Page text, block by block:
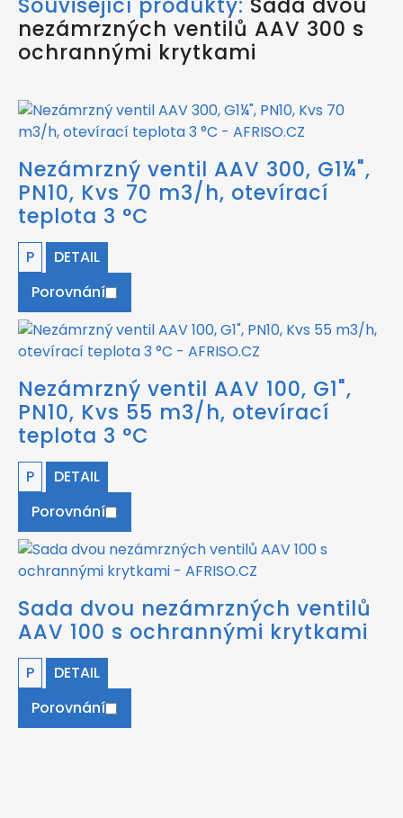
nezámrzných ventilů AAV 300 s
ochrannými krytkami
Nezámrzný ventil AAV 300, G1¼",
PN10, Kvs 70 m3/h, otevírací
teplota 3 °C
P
DETAIL
Porovnání
Nezámrzný ventil AAV 100, G1",
PN10, Kvs 55 m3/h, otevírací
teplota 3 °C
P
DETAIL
Porovnání
Sada dvou nezámrzných ventilů
AAV 100 s ochrannými krytkami
P
DETAIL
Porovnání